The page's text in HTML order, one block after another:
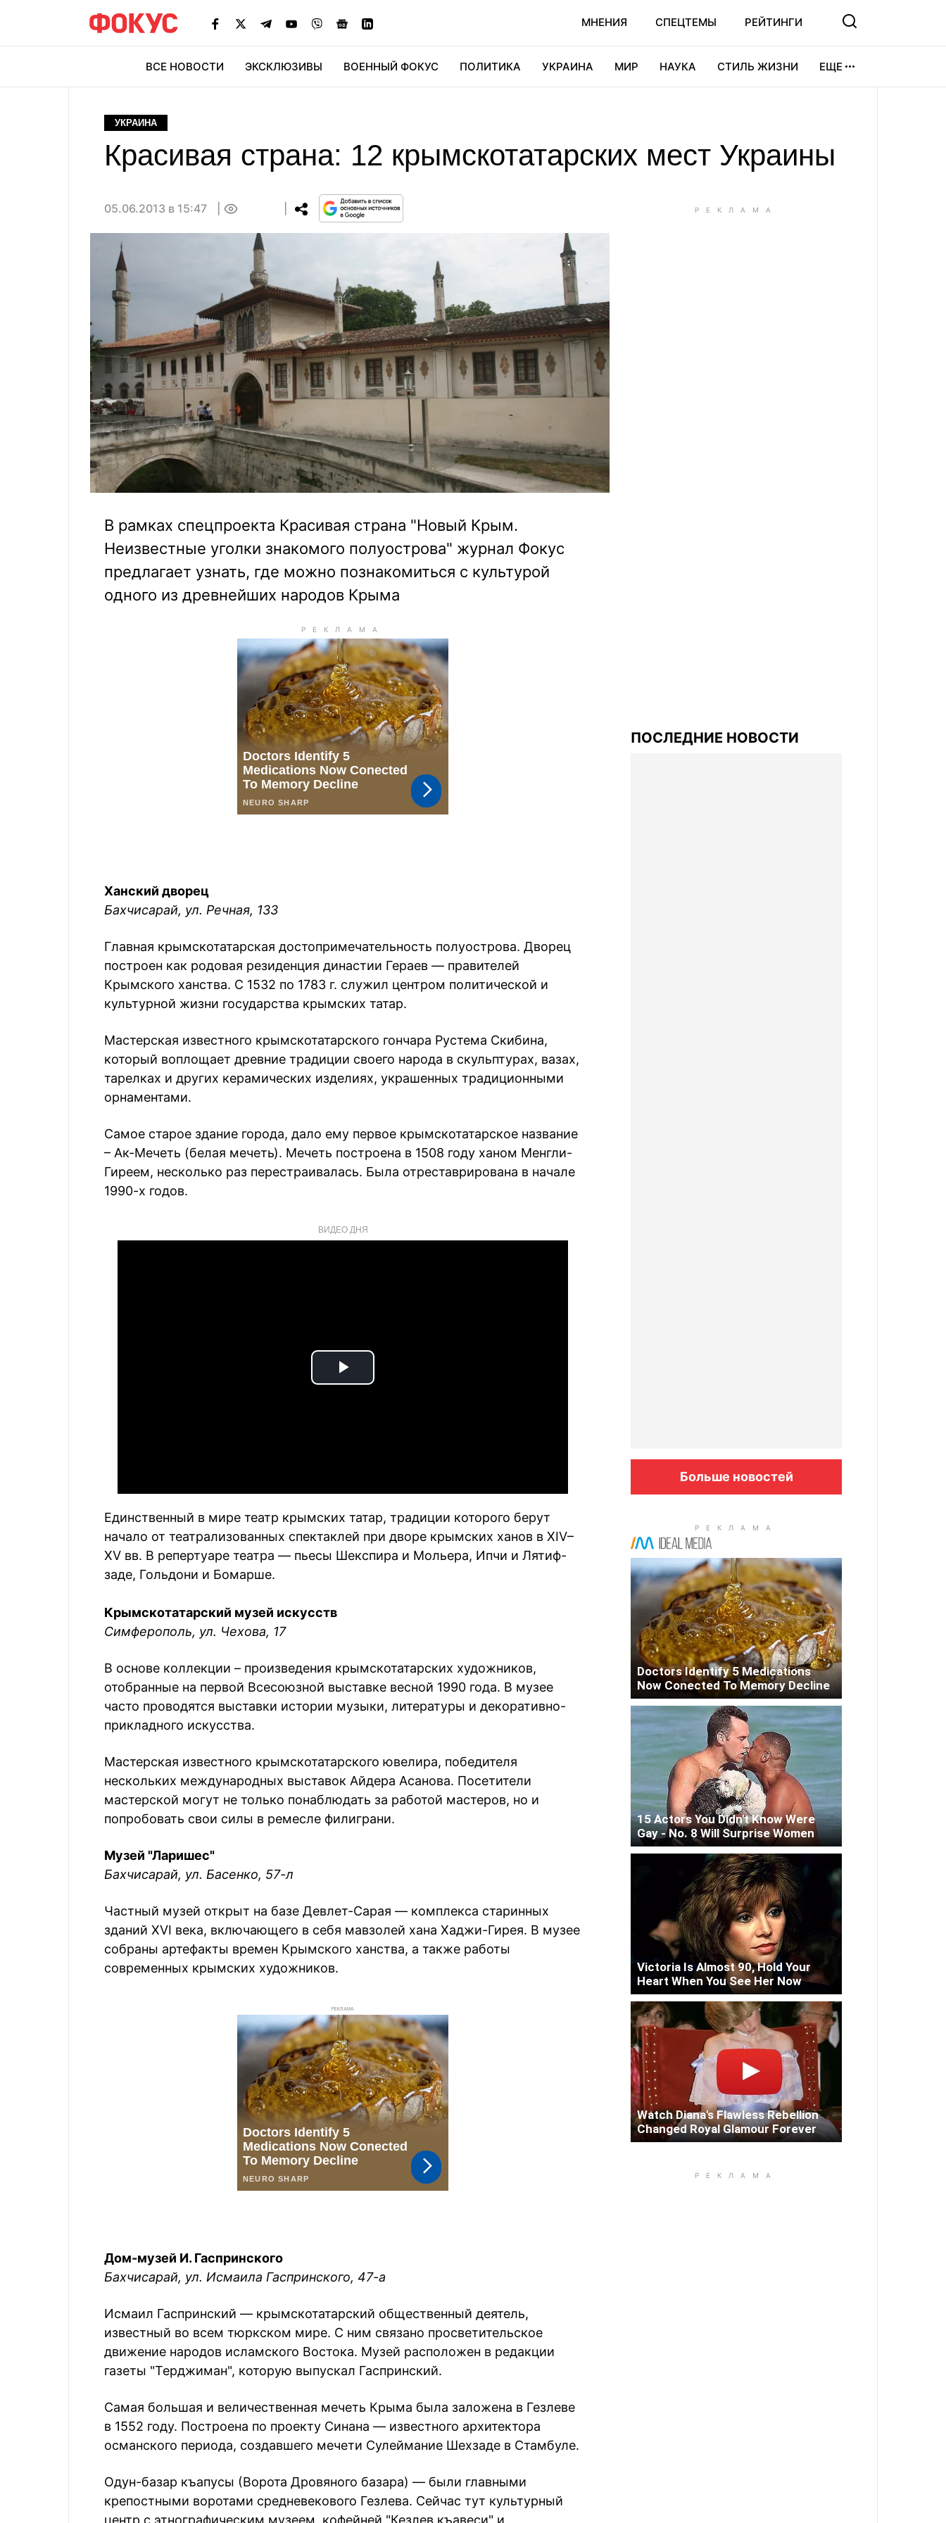
МНЕНИЯ СПЕЦТЕМЫ РЕЙТИНГИ
ВСЕ НОВОСТИ ЭКСКЛЮЗИВЫ ВОЕННЫЙ ФОКУС ПОЛИТИКА УКРАИНА МИР НАУКА СТИЛЬ ЖИЗНИ ЕЩЕ
УКРАИНА
Красивая страна: 12 крымскотатарских мест Украины
05.06.2013 в 15:47
В рамках спецпроекта Красивая страна "Новый Крым.
Неизвестные уголки знакомого полуострова" журнал Фокус
предлагает узнать, где можно познакомиться с культурой
одного из древнейших народов Крыма
Ханский дворец
Бахчисарай, ул. Речная, 133
Главная крымскотатарская достопримечательность полуострова. Дворец
построен как родовая резиденция династии Гераев — правителей
Крымского ханства. С 1532 по 1783 г. служил центром политической и
культурной жизни государства крымских татар.
Мастерская известного крымскотатарского гончара Рустема Скибина,
который воплощает древние традиции своего народа в скульптурах, вазах,
тарелках и других керамических изделиях, украшенных традиционными
орнаментами.
Самое старое здание города, дало ему первое крымскотатарское название
– Ак-Мечеть (белая мечеть). Мечеть построена в 1508 году ханом Менгли-
Гиреем, несколько раз перестраивалась. Была отреставрирована в начале
1990-х годов.
ВИДЕО ДНЯ
Play
Единственный в мире театр крымских татар, традиции которого берут
начало от театрализованных спектаклей при дворе крымских ханов в ХIV–
ХV вв. В репертуаре театра — пьесы Шекспира и Мольера, Ипчи и Лятиф-
заде, Гольдони и Бомарше.
Крымскотатарский музей искусств
Симферополь, ул. Чехова, 17
В основе коллекции – произведения крымскотатарских художников,
отобранные на первой Всесоюзной выставке весной 1990 года. В музее
часто проводятся выставки истории музыки, литературы и декоративно-
прикладного искусства.
Мастерская известного крымскотатарского ювелира, победителя
нескольких международных выставок Айдера Асанова. Посетители
мастерской могут не только понаблюдать за работой мастеров, но и
попробовать свои силы в ремесле филиграни.
Музей "Ларишес"
Бахчисарай, ул. Басенко, 57-л
Частный музей открыт на базе Девлет-Сарая — комплекса старинных
зданий XVI века, включающего в себя мавзолей хана Хаджи-Гирея. В музее
собраны артефакты времен Крымского ханства, а также работы
современных крымских художников.
РЕКЛАМА
Дом-музей И. Гаспринского
Бахчисарай, ул. Исмаила Гаспринского, 47-а
Исмаил Гаспринский — крымскотатарский общественный деятель,
известный во всем тюркском мире. С ним связано просветительское
движение народов исламского Востока. Музей расположен в редакции
газеты "Терджиман", которую выпускал Гаспринский.
Самая большая и величественная мечеть Крыма была заложена в Гезлеве
в 1552 году. Построена по проекту Синана — известного архитектора
османского периода, создавшего мечети Сулеймание Шехзаде в Стамбуле.
Одун-базар къапусы (Ворота Дровяного базара) — были главными
крепостными воротами средневекового Гезлева. Сейчас тут культурный
центр с этнографическим музеем, кофейней "Кезлев къавеси" и
ПОСЛЕДНИЕ НОВОСТИ
Больше новостей